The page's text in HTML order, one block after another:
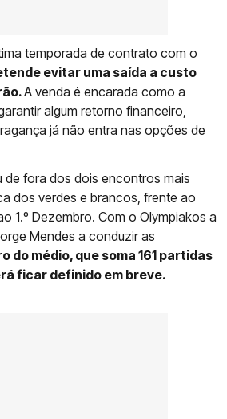
temporada de contrato com o
evitar uma saída a custo
A venda é encarada como a
algum retorno financeiro,
já não entra nas opções de
de fora dos dois encontros mais
dos verdes e brancos, frente ao
1.º Dezembro. Com o Olympiakos a
Mendes a conduzir as
do médio, que soma 161 partidas
ficar definido em breve.